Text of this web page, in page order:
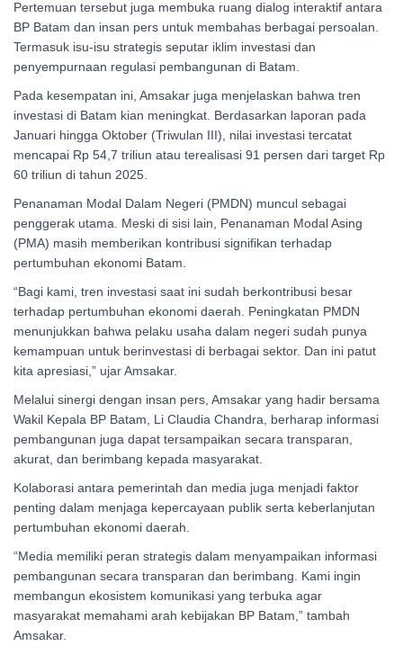
Pertemuan tersebut juga membuka ruang dialog interaktif antara
BP Batam dan insan pers untuk membahas berbagai persoalan.
Termasuk isu-isu strategis seputar iklim investasi dan
penyempurnaan regulasi pembangunan di Batam.
Pada kesempatan ini, Amsakar juga menjelaskan bahwa tren
investasi di Batam kian meningkat. Berdasarkan laporan pada
Januari hingga Oktober (Triwulan III), nilai investasi tercatat
mencapai Rp 54,7 triliun atau terealisasi 91 persen dari target Rp
60 triliun di tahun 2025.
Penanaman Modal Dalam Negeri (PMDN) muncul sebagai
penggerak utama. Meski di sisi lain, Penanaman Modal Asing
(PMA) masih memberikan kontribusi signifikan terhadap
pertumbuhan ekonomi Batam.
“Bagi kami, tren investasi saat ini sudah berkontribusi besar
terhadap pertumbuhan ekonomi daerah. Peningkatan PMDN
menunjukkan bahwa pelaku usaha dalam negeri sudah punya
kemampuan untuk berinvestasi di berbagai sektor. Dan ini patut
kita apresiasi,” ujar Amsakar.
Melalui sinergi dengan insan pers, Amsakar yang hadir bersama
Wakil Kepala BP Batam, Li Claudia Chandra, berharap informasi
pembangunan juga dapat tersampaikan secara transparan,
akurat, dan berimbang kepada masyarakat.
Kolaborasi antara pemerintah dan media juga menjadi faktor
penting dalam menjaga kepercayaan publik serta keberlanjutan
pertumbuhan ekonomi daerah.
“Media memiliki peran strategis dalam menyampaikan informasi
pembangunan secara transparan dan berimbang. Kami ingin
membangun ekosistem komunikasi yang terbuka agar
masyarakat memahami arah kebijakan BP Batam,” tambah
Amsakar.